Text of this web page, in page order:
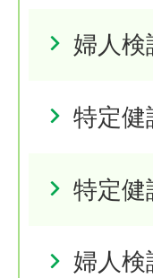
婦人
特定健
特定健
婦人